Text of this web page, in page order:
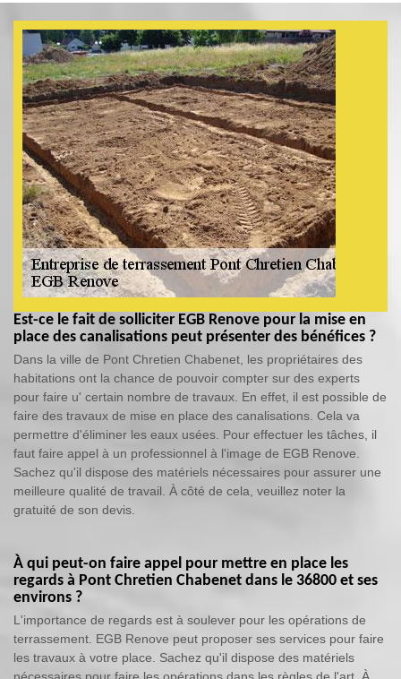
Est-ce le fait de solliciter EGB Renove pour la mise en
place des canalisations peut présenter des bénéfices ?
Dans la ville de Pont Chretien Chabenet, les propriétaires des
habitations ont la chance de pouvoir compter sur des experts
pour faire u' certain nombre de travaux. En effet, il est possible de
faire des travaux de mise en place des canalisations. Cela va
permettre d'éliminer les eaux usées. Pour effectuer les tâches, il
faut faire appel à un professionnel à l'image de EGB Renove.
Sachez qu'il dispose des matériels nécessaires pour assurer une
meilleure qualité de travail. À côté de cela, veuillez noter la
gratuité de son devis.
À qui peut-on faire appel pour mettre en place les
regards à Pont Chretien Chabenet dans le 36800 et ses
environs ?
L'importance de regards est à soulever pour les opérations de
terrassement. EGB Renove peut proposer ses services pour faire
les travaux à votre place. Sachez qu'il dispose des matériels